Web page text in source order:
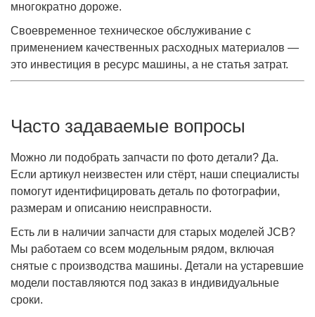
многократно дороже.
Своевременное техническое обслуживание с
применением качественных расходных материалов —
это инвестиция в ресурс машины, а не статья затрат.
Часто задаваемые вопросы
Можно ли подобрать запчасти по фото детали? Да.
Если артикул неизвестен или стёрт, наши специалисты
помогут идентифицировать деталь по фотографии,
размерам и описанию неисправности.
Есть ли в наличии запчасти для старых моделей JCB?
Мы работаем со всем модельным рядом, включая
снятые с производства машины. Детали на устаревшие
модели поставляются под заказ в индивидуальные
сроки.